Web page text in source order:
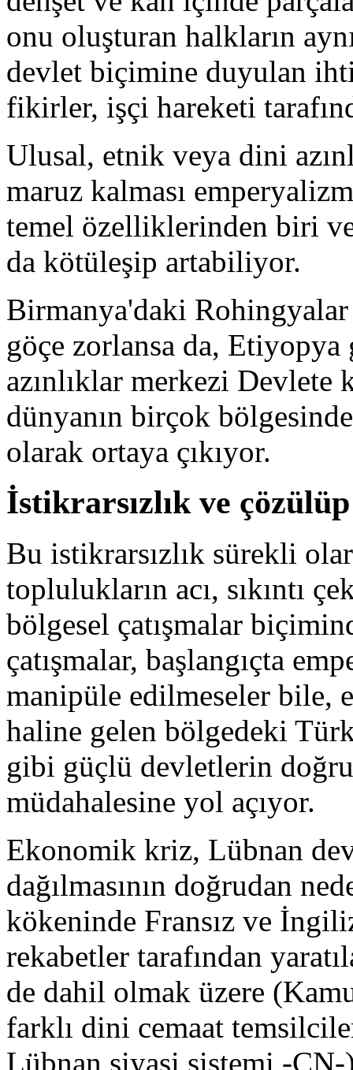
onu oluşturan halkların
devlet biçimine duyulan
fikirler, işçi hareketi
Ulusal, etnik veya dini
maruz kalması
temel özelliklerinden biri
da kötüleşip artabiliyor.
Birmanya'daki
göçe zorlansa da,
azınlıklar merkezi Devlete
dünyanın birçok
olarak ortaya çıkıyor.
İstikrarsızlık ve
Bu istikrarsızlık sürekli
toplulukların acı, sıkıntı
bölgesel çatışmalar
çatışmalar, başlangıçta
manipüle edilmeseler bile,
haline gelen bölgedeki
gibi güçlü devletlerin
müdahalesine yol açıyor.
Ekonomik kriz, Lübnan
dağılmasının doğrudan
kökeninde Fransız ve
rekabetler tarafından
de dahil olmak üzere
farklı dini cemaat
Lübnan siyasi sistemi -ÇN-